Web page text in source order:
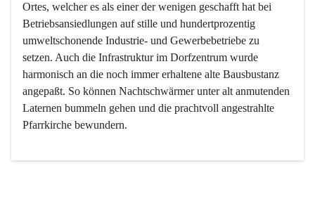
Ortes, welcher es als einer der wenigen geschafft hat bei
Betriebsansiedlungen auf stille und hundertprozentig
umweltschonende Industrie- und Gewerbebetriebe zu
setzen. Auch die Infrastruktur im Dorfzentrum wurde
harmonisch an die noch immer erhaltene alte Bausbustanz
angepaßt. So können Nachtschwärmer unter alt anmutenden
Laternen bummeln gehen und die prachtvoll angestrahlte
Pfarrkirche bewundern.
Der Weinbau dominert heute nicht mehr, ist aber integrativer